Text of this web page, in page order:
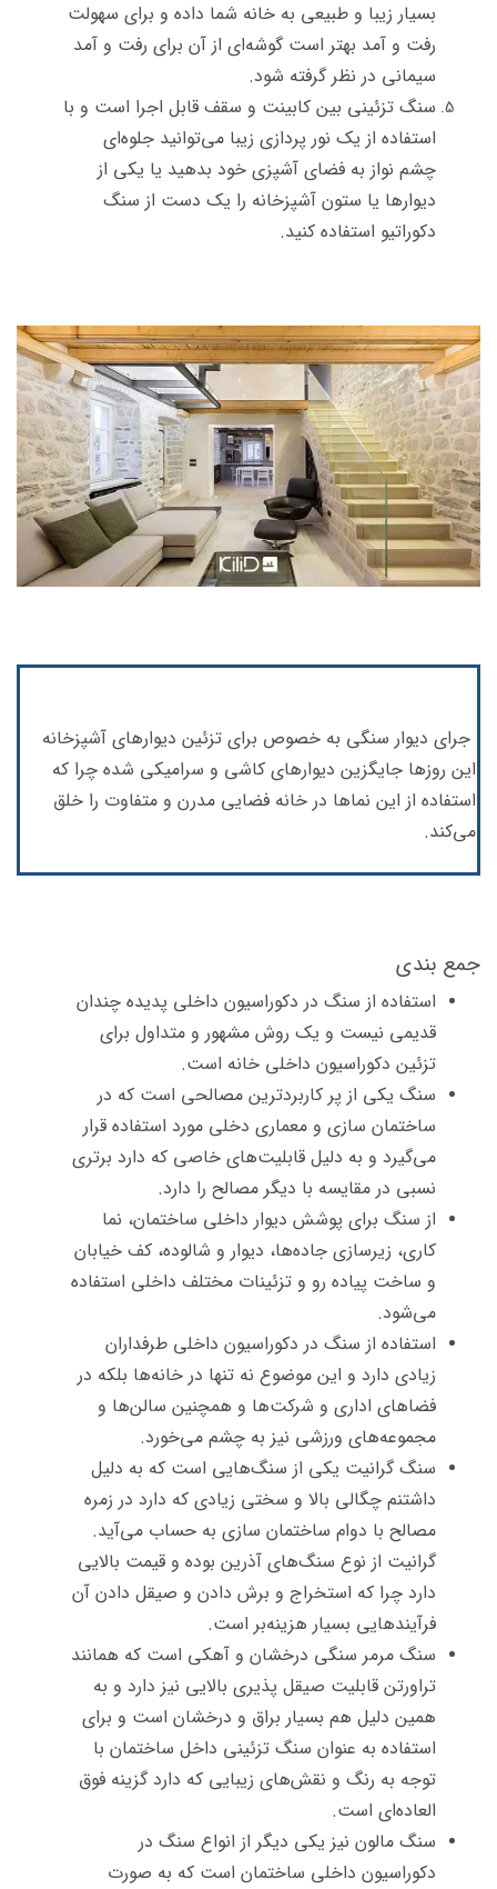
بسیار زیبا و طبیعی به خانه شما داده و برای سهولت
رفت و آمد بهتر است گوشه‌ای از آن برای رفت و آمد
سیمانی در نظر گرفته شود.
سنگ تزئینی بین کابینت‌ و سقف قابل اجرا است و با
استفاده از یک نور پردازی زیبا می‌توانید جلوه‌ای
چشم نواز به فضای آشپزی خود بدهید یا یکی از
دیوارها یا ستون آشپزخانه را یک دست از سنگ
دکوراتیو استفاده کنید.
جرای دیوار سنگی به خصوص برای تزئین دیوارهای آشپزخانه
این روزها جایگزین دیوارهای کاشی و سرامیکی شده چرا که
استفاده از این نماها در خانه فضایی مدرن و متفاوت را خلق
می‌کند.
جمع بندی
استفاده از سنگ در دکوراسیون داخلی پدیده چندان
قدیمی نیست و یک روش مشهور و متداول برای
تزئین دکوراسیون داخلی خانه است.
سنگ یکی از پر کاربردترین مصالحی است که در
ساختمان سازی و معماری دخلی مورد استفاده قرار
می‌گیرد و به دلیل قابلیت‌های خاصی که دارد برتری
نسبی در مقایسه با دیگر مصالح را دارد.
از سنگ برای پوشش دیوار داخلی ساختمان، نما
کاری، زیرسازی جاده‌ها، دیوار و شالوده، کف خیابان
و ساخت پیاده رو و تزئینات مختلف داخلی استفاده
می‌شود.
استفاده از سنگ در دکوراسیون داخلی طرفداران
زیادی دارد و این موضوع نه تنها در خانه‌ها بلکه در
فضاهای اداری و شرکت‌ها و همچنین سالن‌ها و
مجموعه‌های ورزشی نیز به چشم می‌خورد.
سنگ گرانیت یکی از سنگ‌هایی است که به دلیل
داشتنم چگالی بالا و سختی زیادی که دارد در زمره
مصالح با دوام ساختمان سازی به حساب می‌آید.
گرانیت از نوع سنگ‌های آذرین بوده و قیمت بالایی
دارد چرا که استخراج و برش دادن و صیقل دادن آن
فرآیندهایی بسیار هزینه‌بر است.
سنگ مرمر سنگی درخشان و آهکی است که همانند
تراورتن قابلیت صیقل پذیری بالایی نیز دارد و به
همین دلیل هم بسیار براق و درخشان است و برای
استفاده به عنوان سنگ تزئینی داخل ساختمان با
توجه به رنگ و نقش‌های زیبایی که دارد گزینه فوق
العاده‌ای است.
سنگ مالون نیز یکی دیگر از انواع سنگ در
دکوراسیون داخلی ساختمان است که به صورت